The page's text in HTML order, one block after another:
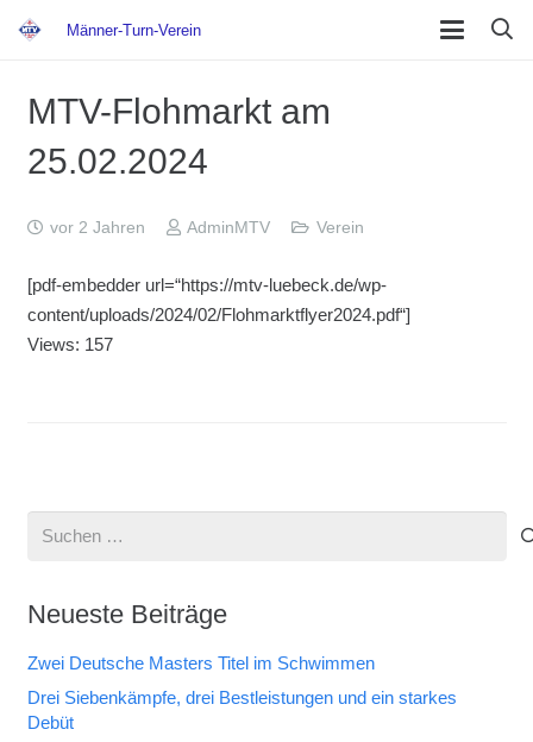
Männer-Turn-Verein
MTV-Flohmarkt am
25.02.2024
vor 2 Jahren AdminMTV Verein
[pdf-embedder url=“https://mtv-luebeck.de/wp-
content/uploads/2024/02/Flohmarktflyer2024.pdf“]
Views: 157
Suchen
Neueste Beiträge
Zwei Deutsche Masters Titel im Schwimmen
Drei Siebenkämpfe, drei Bestleistungen und ein starkes
Debüt